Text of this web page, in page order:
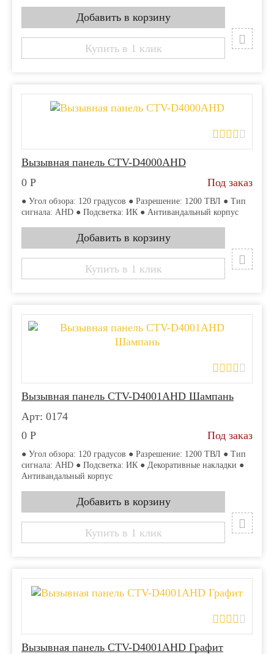
Купить в 1 клик
Вызывная панель CTV-D4000AHD
0 Р Под заказ
● Угол обзора: 120 градусов ● Разрешение: 1200 ТВЛ ● Тип
сигнала: AHD ● Подсветка: ИК ● Антивандальный корпус
Купить в 1 клик
Вызывная панель CTV-D4001AHD Шампань
Арт: 0174
0 Р Под заказ
● Угол обзора: 120 градусов ● Разрешение: 1200 ТВЛ ● Тип
сигнала: AHD ● Подсветка: ИК ● Декоративные накладки ●
Антивандальный корпус
Купить в 1 клик
Вызывная панель CTV-D4001AHD Графит